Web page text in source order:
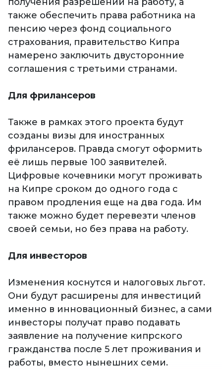
также обеспечить права работника на
пенсию через фонд социального
страхования, правительство Кипра
намерено заключить двусторонние
соглашения с третьими странами.
Для фрилансеров
Также в рамках этого проекта будут
созданы визы для иностранных
фрилансеров. Правда смогут оформить
её лишь первые 100 заявителей.
Цифровые кочевники могут проживать
на Кипре сроком до одного года с
правом продления еще на два года. Им
также можно будет перевезти членов
своей семьи, но без права на работу.
Для инвесторов
Изменения коснутся и налоговых льгот.
Они будут расширены для инвестиций
именно в инновационный бизнес, а сами
инвесторы получат право подавать
заявление на получение кипрского
гражданства после 5 лет проживания и
работы, вместо нынешних семи.